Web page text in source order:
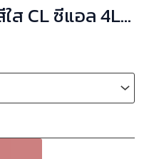
CL ซีแอล 4L